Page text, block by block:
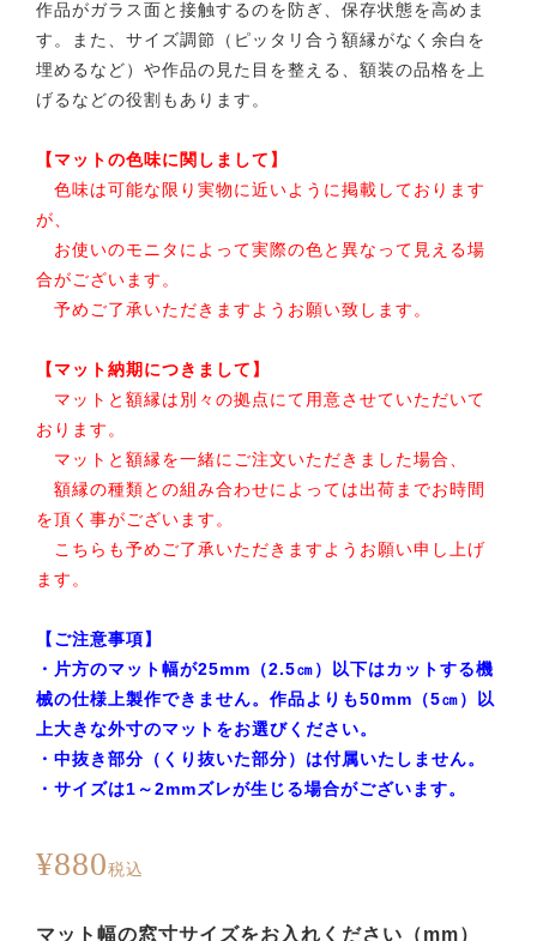
作品がガラス面と接触するのを防ぎ、保存状態を高めま
す。また、サイズ調節（ピッタリ合う額縁がなく余白を
埋めるなど）や作品の見た目を整える、額装の品格を上
げるなどの役割もあります。
【マットの色味に関しまして】
色味は可能な限り実物に近いように掲載しております
が、
お使いのモニタによって実際の色と異なって見える場
合がございます。
予めご了承いただきますようお願い致します。
【マット納期につきまして】
マットと額縁は別々の拠点にて用意させていただいて
おります。
マットと額縁を一緒にご注文いただきました場合、
額縁の種類との組み合わせによっては出荷までお時間
を頂く事がございます。
こちらも予めご了承いただきますようお願い申し上げ
ます。
【ご注意事項】
・片方のマット幅が25mm（2.5㎝）以下はカットする機
械の仕様上製作できません。作品よりも50mm（5㎝）以
上大きな外寸のマットをお選びください。
・中抜き部分（くり抜いた部分）は付属いたしません。
・サイズは1～2mmズレが生じる場合がございます。
¥880税込